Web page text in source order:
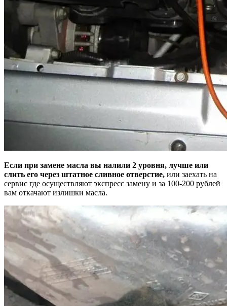
Если при замене масла вы налили 2 уровня, лучше или
слить его через штатное сливное отверстие, или заехать на
сервис где осуществляют экспресс замену и за 100-200 рублей
вам откачают излишки масла.